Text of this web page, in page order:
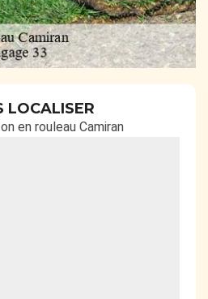
LOCALISER
en rouleau Camiran